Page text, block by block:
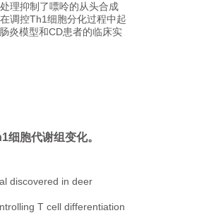
理抑制了嘌呤的从头合成
调控Th1细胞分化过程中起
炎模型和CD患者的临床实
细胞代谢组变化。
discovered in deer
T cell differentiation